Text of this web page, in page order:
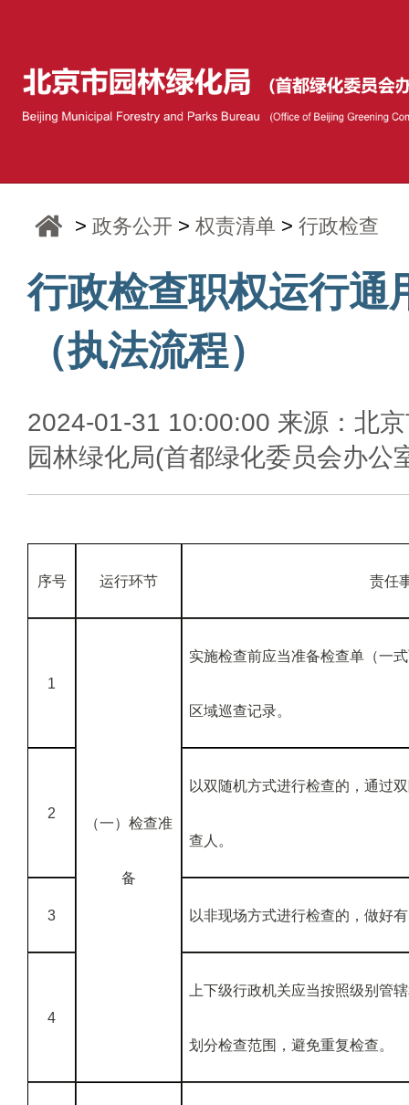
>政务公开 >权责清单 >行政检查
行政检查职权运行通
（执法流程）
2024-01-31 10:00:00 来源：北
园林绿化局(首都绿化委员会办公
序号 运行环节 责任
1
（一）检查准
备
实施检查前应当准备检查单（一
区域巡查记录。
2
以双随机方式进行检查的，通过
查人。
3 以非现场方式进行检查的，做好
4
上下级行政机关应当按照级别管
划分检查范围，避免重复检查。